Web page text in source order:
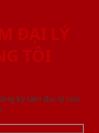
ĐẠI LÝ
TÔI
ký làm đại lý của